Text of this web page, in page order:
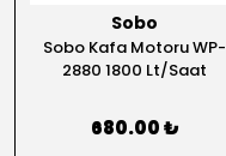
Sobo
Sobo Kafa Motoru WP-
2880 1800 Lt/Saat
680.00 ₺